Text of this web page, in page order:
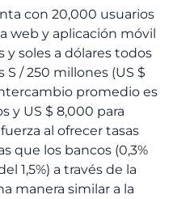
con 20,000 usuarios
web y aplicación móvil
y soles a dólares todos
S / 250 millones (US $
promedio es
y US $ 8,000 para
al ofrecer tasas
que los bancos (0,3%
1,5%) a través de la
manera similar a la